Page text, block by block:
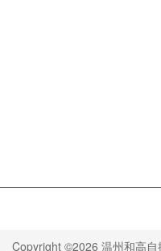
Copyright ©2026 温州和高自